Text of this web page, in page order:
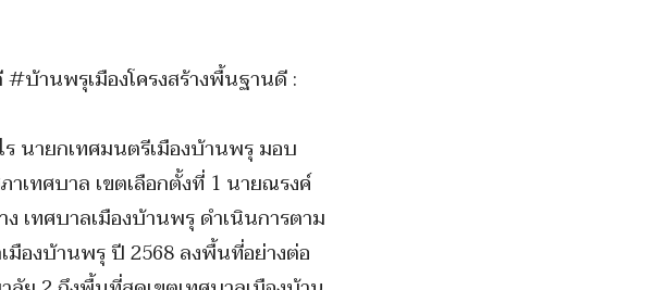
บ้านพรุเมืองโครงสร้างพื้นฐานดี :
นายกเทศมนตรีเมืองบ้านพรุ มอบ
เทศบาล เขตเลือกตั้งที่ 1 นายณรงค์
เทศบาลเมืองบ้านพรุ ดำเนินการตาม
มืองบ้านพรุ ปี 2568 ลงพื้นที่อย่างต่อ